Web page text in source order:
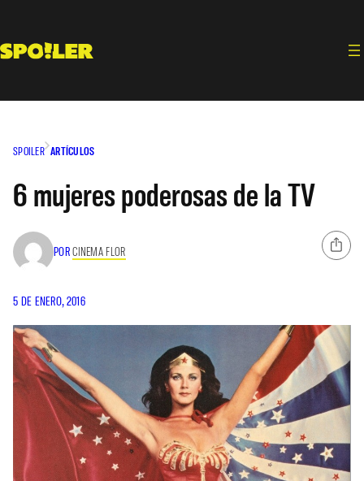
contenido
SPOILER ARTÍCULOS
6 mujeres poderosas de la TV
PORCINEMA FLOR
5 DE ENERO, 2016